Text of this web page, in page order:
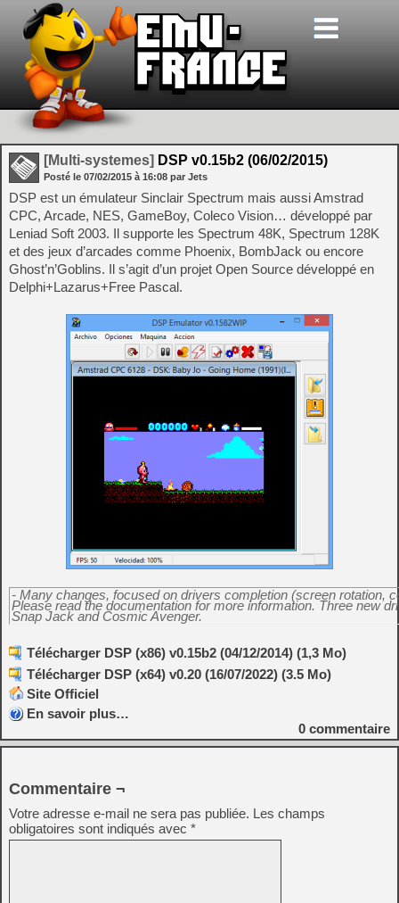
[Multi-systemes] DSP v0.15b2 (06/02/2015)
Posté le 07/02/2015 à 16:08 par Jets
DSP est un émulateur Sinclair Spectrum mais aussi Amstrad
CPC, Arcade, NES, GameBoy, Coleco Vision… développé par
Leniad Soft 2003. Il supporte les Spectrum 48K, Spectrum 128K
et des jeux d’arcades comme Phoenix, BombJack ou encore
Ghost’n’Goblins. Il s’agit d’un projet Open Source développé en
Delphi+Lazarus+Free Pascal.
- Many changes, focused on drivers completion (screen rotation,
Please read the documentation for more information. Three new
Snap Jack and Cosmic Avenger.
Télécharger DSP (x86) v0.15b2 (04/12/2014) (1,3 Mo)
Télécharger DSP (x64) v0.20 (16/07/2022) (3.5 Mo)
Site Officiel
En savoir plus…
0 commentaire
Commentaire ¬
Votre adresse e-mail ne sera pas publiée. Les champs
obligatoires sont indiqués avec *